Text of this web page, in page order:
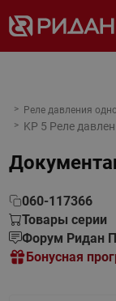
Реле давления
KP 5 Реле
060-117366
Товары серии
Форум Ридан
Бонусная